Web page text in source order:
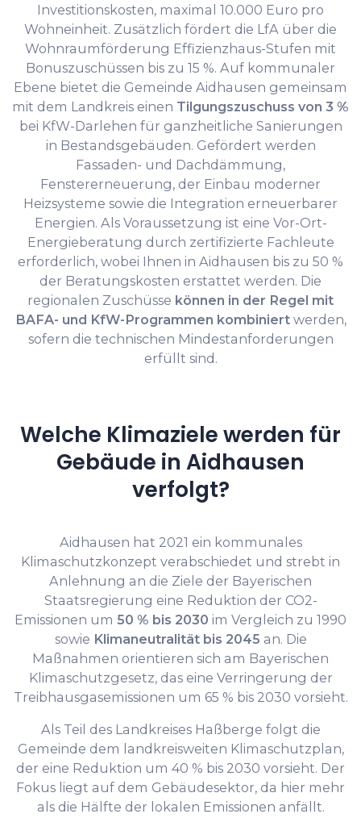
Investitionskosten, maximal 10.000 Euro pro
Wohneinheit. Zusätzlich fördert die LfA über die
Wohnraumförderung Effizienzhaus-Stufen mit
Bonuszuschüssen bis zu 15 %. Auf kommunaler
Ebene bietet die Gemeinde Aidhausen gemeinsam
mit dem Landkreis einen Tilgungszuschuss von 3 %
bei KfW-Darlehen für ganzheitliche Sanierungen
in Bestandsgebäuden. Gefördert werden
Fassaden- und Dachdämmung,
Fenstererneuerung, der Einbau moderner
Heizsysteme sowie die Integration erneuerbarer
Energien. Als Voraussetzung ist eine Vor-Ort-
Energieberatung durch zertifizierte Fachleute
erforderlich, wobei Ihnen in Aidhausen bis zu 50 %
der Beratungskosten erstattet werden. Die
regionalen Zuschüsse können in der Regel mit
BAFA- und KfW-Programmen kombiniertwerden,
sofern die technischen Mindestanforderungen
erfüllt sind.
Welche Klimaziele werden für
Gebäude in Aidhausen
verfolgt?
Aidhausen hat 2021 ein kommunales
Klimaschutzkonzept verabschiedet und strebt in
Anlehnung an die Ziele der Bayerischen
Staatsregierung eine Reduktion der CO2-
Emissionen um 50 % bis 2030 im Vergleich zu 1990
sowie Klimaneutralität bis 2045 an. Die
Maßnahmen orientieren sich am Bayerischen
Klimaschutzgesetz, das eine Verringerung der
Treibhausgasemissionen um 65 % bis 2030 vorsieht.
Als Teil des Landkreises Haßberge folgt die
Gemeinde dem landkreisweiten Klimaschutzplan,
der eine Reduktion um 40 % bis 2030 vorsieht. Der
Fokus liegt auf dem Gebäudesektor, da hier mehr
als die Hälfte der lokalen Emissionen anfällt.